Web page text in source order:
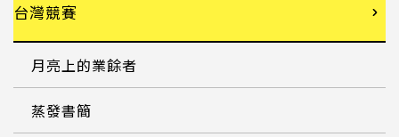
台灣競賽
月亮上的業餘者
蒸發書簡